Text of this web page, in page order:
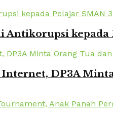
kepada
DP3A